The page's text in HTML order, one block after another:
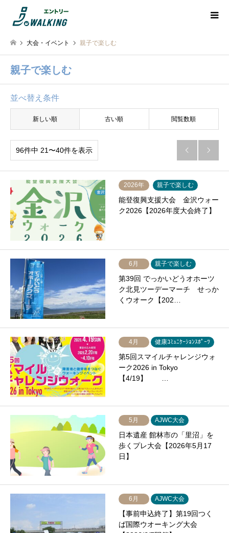
大会・イベント 親子で楽しむ
親子で楽しむ
並べ替え条件
新しい順 古い順 閲覧数順
96件中 21〜40件を表示  
2026年 親子で楽しむ
能登復興支援大会 金沢ウォー
ク2026【2026年度大会終了】
6月 親子で楽しむ
第39回 でっかいどうオホーツ
ク北見ツーデーマーチ せっか
くウオーク【202…
4月 健康ｺﾐｭﾆｹｰｼｮﾝｽﾎﾟｰﾂ
第5回スマイルチャレンジウォ
ーク2026 in Tokyo
【4/19】 …
5月 AJWC大会
日本遺産 館林市の「里沼」を
歩くプレ大会【2026年5月17
日】
6月 AJWC大会
【事前申込終了】第19回つく
ば国際ウオーキング大会